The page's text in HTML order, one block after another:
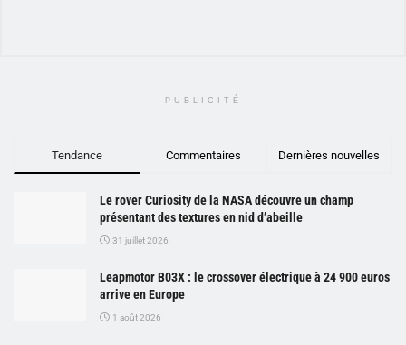
PUBLICITÉ
Tendance Commentaires Dernières nouvelles
Le rover Curiosity de la NASA découvre un champ
présentant des textures en nid d’abeille
31 juillet 2026
Leapmotor B03X : le crossover électrique à 24 900 euros
arrive en Europe
1 août 2026